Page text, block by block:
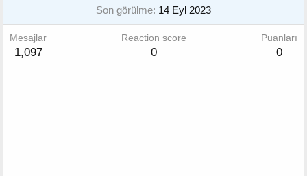
Son görülme 14 Eyl 2023
Mesajlar
1,097
Reaction score
0
Puanları
0